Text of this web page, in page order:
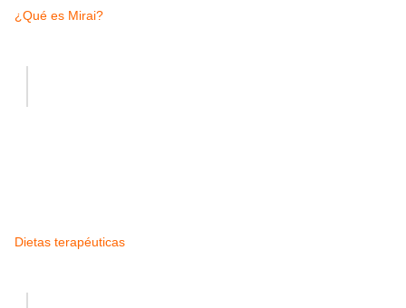
¿Qué es Mirai?
Dietas terapéuticas